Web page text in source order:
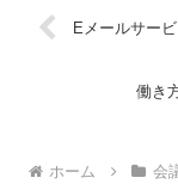
Eメールサー
働き
ホーム 会